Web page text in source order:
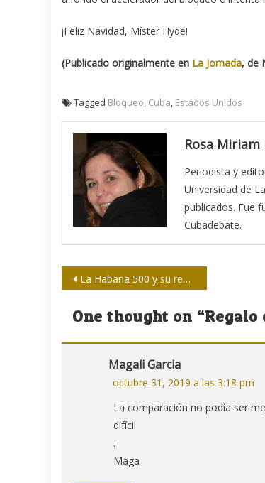
¡Feliz Navidad, Míster Hyde!
(Publicado originalmente en La Jornada, de
Tagged Bloqueo, Cuba, Estados Unidos
Rosa Miriam
Periodista y
Universidad de
publicados. Fue
Cubadebate.
Navegación
de
La Habana 500 y su renovado bulevar de San Rafael: constelaciones y abrecaminos
One thought on “Regalo
Magali Garcia
octubre 31, 2019 a las 3:18 pm
La comparación no podía ser
difícil
.
Maga